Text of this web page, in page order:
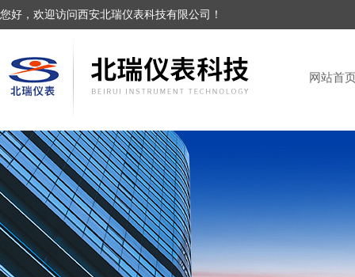
您好，欢迎访问西安北瑞仪表科技有限公司！
网站首